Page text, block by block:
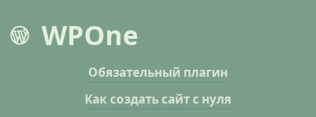
WPOne
Обязательный плагин
Как создать сайт с нуля